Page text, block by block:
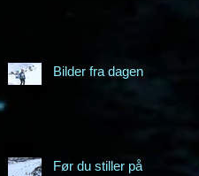
Bilder fra dagen
Før du stiller på